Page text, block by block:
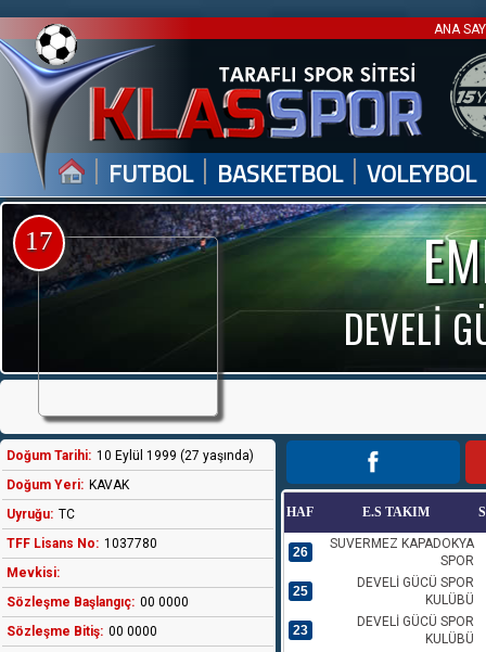
ANA
| FUTBOL | BASKETBOL | VOLEYBOL
DEVELİ
17
Doğum Tarihi: 10 Eylül 1999 (27 yaşında)
Doğum Yeri: KAVAK
Uyruğu: TC
TFF Lisans No: 1037780
Mevkisi:
Sözleşme Başlangıç: 00 0000
Sözleşme Bitiş: 00 0000
HAF E.S TAKIM
26
SUVERMEZ KAPADOKYA
SPOR
25
DEVELİ GÜCÜ SPOR
KULÜBÜ
23
DEVELİ GÜCÜ SPOR
KULÜBÜ